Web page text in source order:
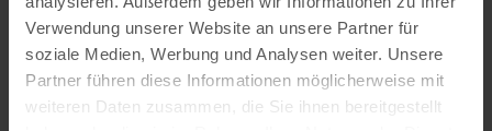
Verwendung unserer Website an unsere Partner für
soziale Medien, Werbung und Analysen weiter. Unsere
Partner führen diese Informationen möglicherweise mit
weiteren Daten zusammen, die Sie ihnen bereitgestellt
erhältlich bei allen Vorverkaufsstellen von
Ticket - Regional, z.B. bei der Tourist-
Information, Römermauer 6, Bitburg, Tel.:
06561-94340